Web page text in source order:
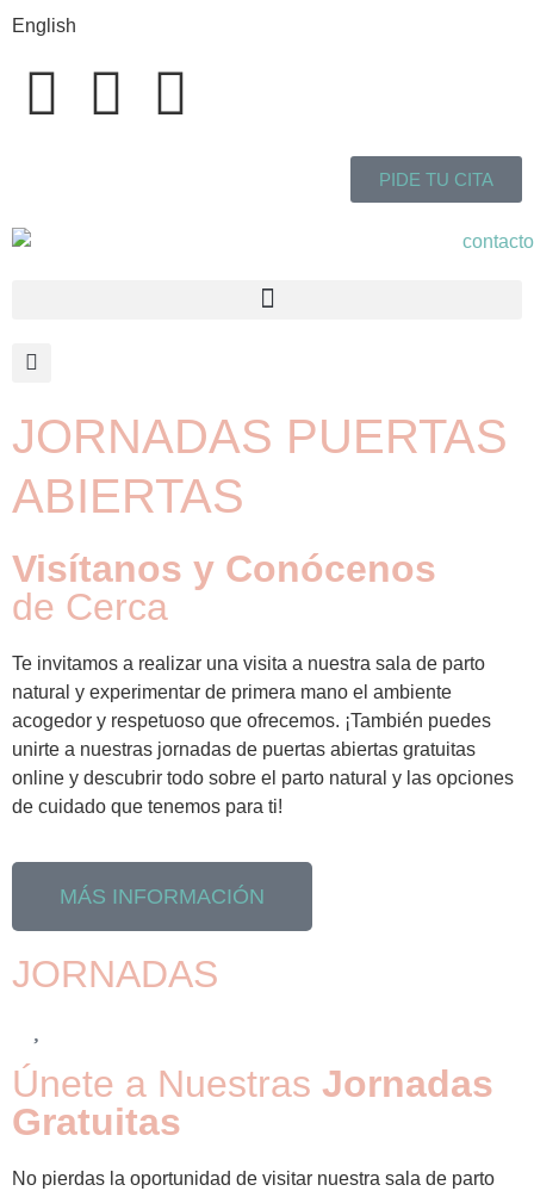
English
PIDE TU CITA
JORNADAS PUERTAS
ABIERTAS
Visítanos y Conócenos
de Cerca
Te invitamos a realizar una visita a nuestra sala de parto
natural y experimentar de primera mano el ambiente
acogedor y respetuoso que ofrecemos. ¡También puedes
unirte a nuestras jornadas de puertas abiertas gratuitas
online y descubrir todo sobre el parto natural y las opciones
de cuidado que tenemos para ti!
MÁS INFORMACIÓN
JORNADAS
Únete a Nuestras Jornadas
Gratuitas
No pierdas la oportunidad de visitar nuestra sala de parto